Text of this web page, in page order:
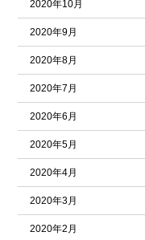
2020年10月
2020年9月
2020年8月
2020年7月
2020年6月
2020年5月
2020年4月
2020年3月
2020年2月